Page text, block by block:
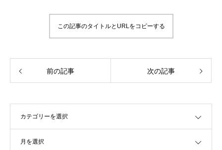
この記事のタイトルとURLをコピーする
前の記事 次の記事